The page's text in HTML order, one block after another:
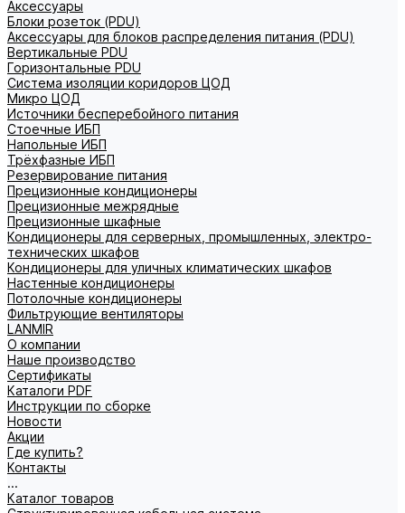
Аксессуары
Блоки розеток (PDU)
Аксессуары для блоков распределения питания (PDU)
Вертикальные PDU
Горизонтальные PDU
Система изоляции коридоров ЦОД
Микро ЦОД
Источники бесперебойного питания
Стоечные ИБП
Напольные ИБП
Трёхфазные ИБП
Резервирование питания
Прецизионные кондиционеры
Прецизионные межрядные
Прецизионные шкафные
Кондиционеры для серверных, промышленных, электро-
технических шкафов
Кондиционеры для уличных климатических шкафов
Настенные кондиционеры
Потолочные кондиционеры
Фильтрующие вентиляторы
LANMIR
О компании
Наше производство
Сертификаты
Каталоги PDF
Инструкции по сборке
Новости
Акции
Где купить?
Контакты
...
Каталог товаров